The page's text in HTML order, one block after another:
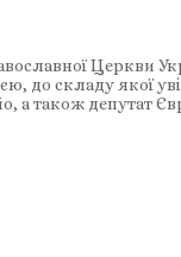
Церкви
до складу якої
а також депутат